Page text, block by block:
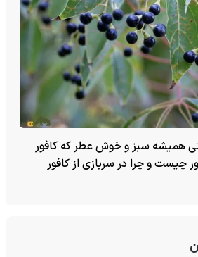
همیشه سبز و خوش عطر که کافور
چیست و چرا در سربازی از کافور